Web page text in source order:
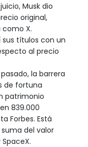
Musk dio
original,
X.
sus títulos con un
al precio
la barrera
de fortuna
patrimonio
839.000
Forbes. Está
del valor